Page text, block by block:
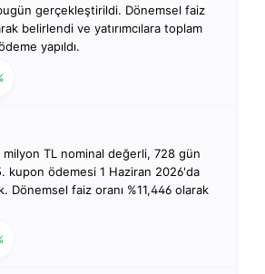
gerçekleştirildi. Dönemsel faiz
belirlendi ve yatırımcılara toplam
yapıldı.
milyon TL nominal değerli, 728 gün
kupon ödemesi 1 Haziran 2026'da
Dönemsel faiz oranı %11,446 olarak